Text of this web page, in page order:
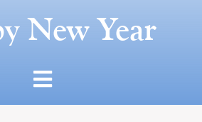
New Year